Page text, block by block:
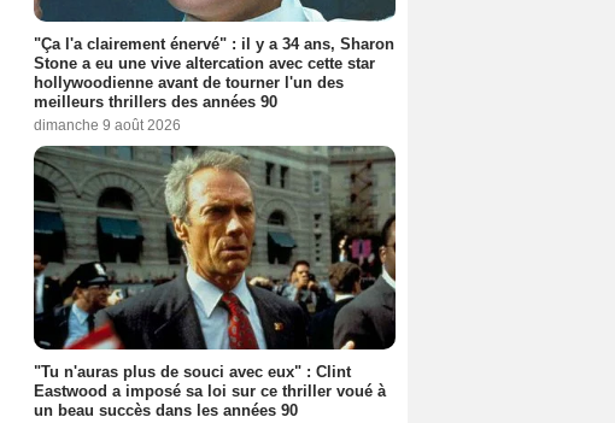
"Ça l'a clairement énervé" : il y a 34 ans, Sharon
Stone a eu une vive altercation avec cette star
hollywoodienne avant de tourner l'un des
meilleurs thrillers des années 90
dimanche 9 août 2026
"Tu n'auras plus de souci avec eux" : Clint
Eastwood a imposé sa loi sur ce thriller voué à
un beau succès dans les années 90